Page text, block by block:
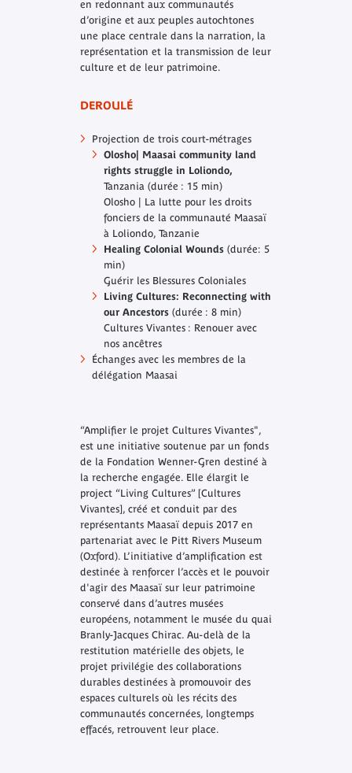
en redonnant aux communautés
d’origine et aux peuples autochtones
une place centrale dans la narration, la
représentation et la transmission de leur
culture et de leur patrimoine.
DEROULÉ
Projection de trois court-métrages
Olosho| Maasai community land
rights struggle in Loliondo,
Tanzania (durée : 15 min)
Olosho | La lutte pour les droits
fonciers de la communauté Maasaï
à Loliondo, Tanzanie
Healing Colonial Wounds (durée: 5
min)
Guérir les Blessures Coloniales
Living Cultures: Reconnecting with
our Ancestors(durée : 8 min)
Cultures Vivantes : Renouer avec
nos ancêtres
Échanges avec les membres de la
délégation Maasai
“Amplifier le projet Cultures Vivantes",
est une initiative soutenue par un fonds
de la Fondation Wenner-Gren destiné à
la recherche engagée. Elle élargit le
project “Living Cultures” [Cultures
Vivantes], créé et conduit par des
représentants Maasaï depuis 2017 en
partenariat avec le Pitt Rivers Museum
(Oxford). L’initiative d’amplification est
destinée à renforcer l’accès et le pouvoir
d'agir des Maasaï sur leur patrimoine
conservé dans d’autres musées
européens, notamment le musée du quai
Branly-Jacques Chirac. Au-delà de la
restitution matérielle des objets, le
projet privilégie des collaborations
durables destinées à promouvoir des
espaces culturels où les récits des
communautés concernées, longtemps
effacés, retrouvent leur place.